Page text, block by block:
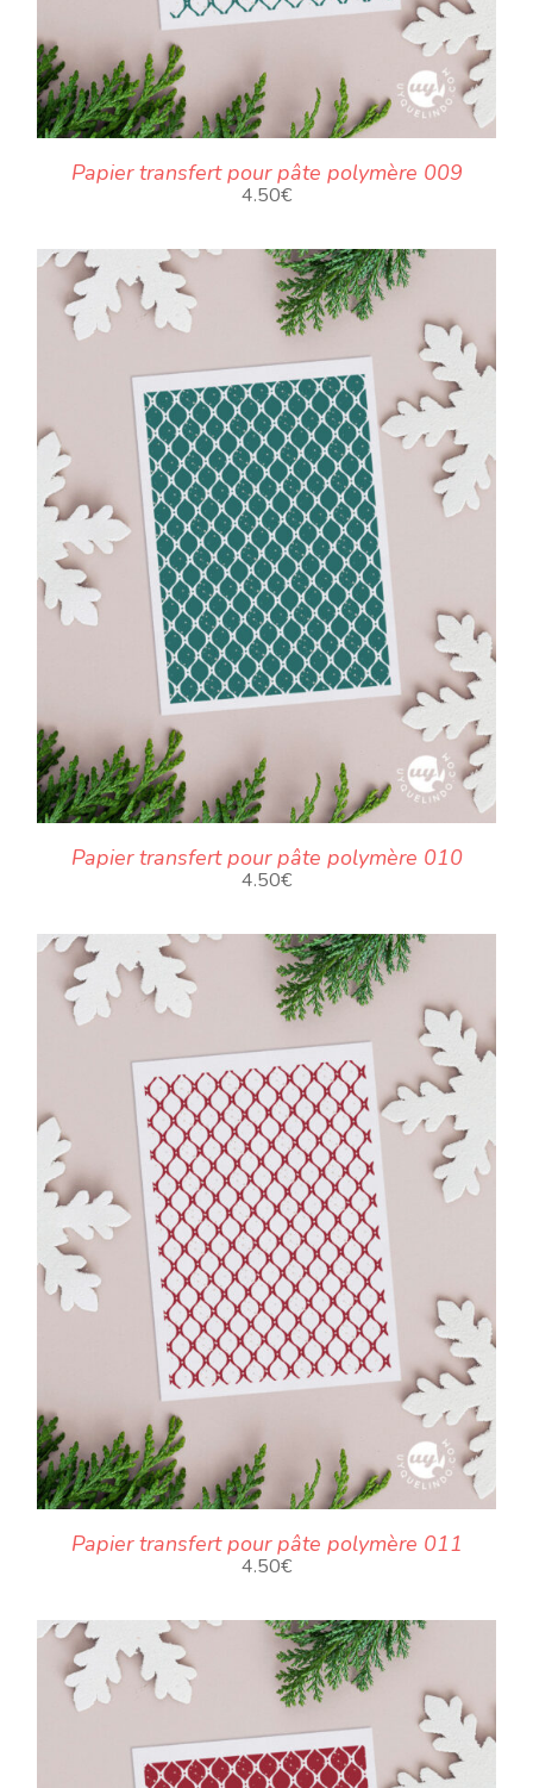
Papier transfert pour pâte polymère 009
4.50€
Papier transfert pour pâte polymère 010
4.50€
Papier transfert pour pâte polymère 011
4.50€